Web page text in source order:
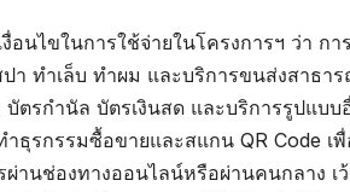
นไขในการใช้จ่ายในโครงการฯ ว่า กา
า ทำเล็บ ทำผม และบริการขนส่งสาธา
รกำนัล บัตรเงินสด และบริการรูปแบ
ธุรกรรมซื้อขายและสแกน QR Code
านช่องทางออนไลน์หรือผ่านคนกลาง เ